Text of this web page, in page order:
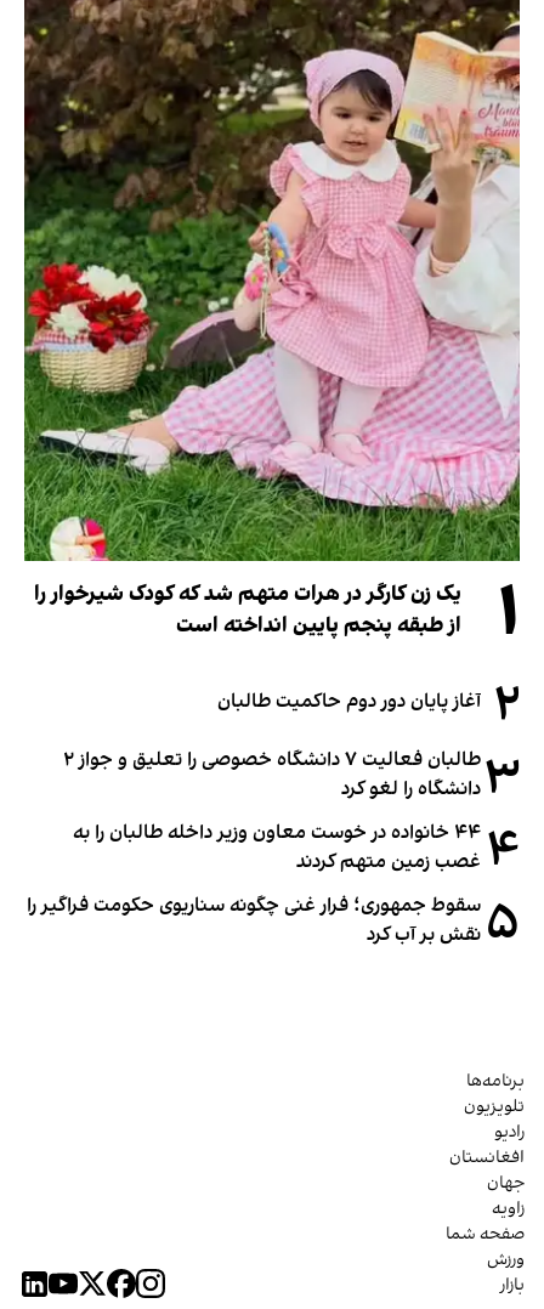
۱
یک زن کارگر در هرات متهم شد که کودک شیرخوار را
از طبقه پنجم پایین انداخته است
۲ آغاز پایان دور دوم حاکمیت طالبان
۳
طالبان فعالیت ۷ دانشگاه خصوصی را تعلیق و جواز ۲
دانشگاه را لغو کرد
۴
۴۴ خانواده در خوست معاون وزیر داخله طالبان را به
غصب زمین متهم کردند
۵ سقوط جمهوری؛ فرار غنی چگونه سناریوی حکومت فراگیر را
نقش بر آب کرد
برنامه‌ها
تلویزیون
رادیو
افغانستان
جهان
زاویه
صفحه شما
ورزش
بازار